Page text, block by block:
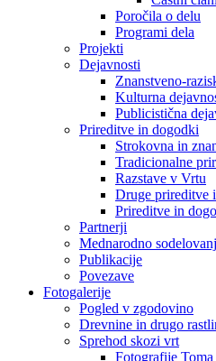
Poročila o delu
Programi dela
Projekti
Dejavnosti
Znanstveno-
Kulturna
Publicistična
Prireditve in dogodki
Strokovna in
Tradicionalne
Razstave v Vrtu
Druge prireditve
Prireditve in
Partnerji
Mednarodno
Publikacije
Povezave
Fotogalerije
Pogled v zgodovino
Drevnine in drugo
Sprehod skozi vrt
Fotografije Toma